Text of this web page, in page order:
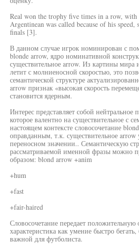
Real won the trophy five times in a row, with
Argentinean was called because of his
finals [3].
В данном случае игрок номинирован с
blonde arrow, ядро номинативной
существительное arrow. Из картины мира
летит с молниеносной скоростью, это
семантической структуре
arrow признак «высокая скорость
становится ядерным.
Интерес представляет собой нейтральное
которое валентно на существительное с
настоящем контексте словосочетание
оправданным, т.к. существительное arrow
переносном значении.. Семантическую
рассматриваемой именной фразы можно
образом: blond arrow +anim
+hum
+fast
+fair-haired
Словосочетание передает положительную
характеристика как умение быстро бегать,
важной для футболиста.